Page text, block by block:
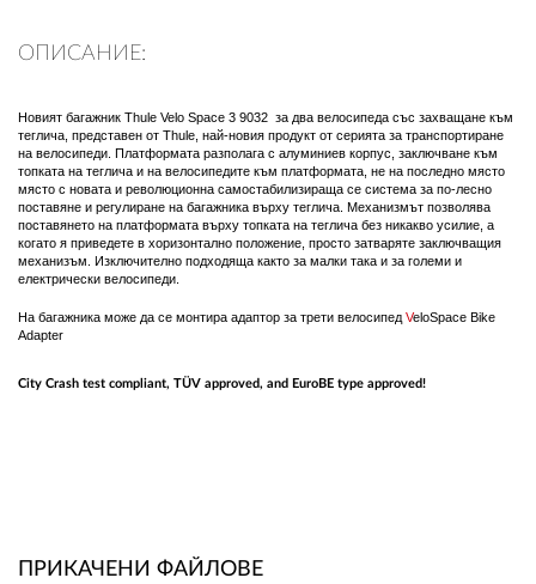
ОПИСАНИЕ:
Новият багажник Thule Velo Space 3 9032 за два велосипеда със захващане към
теглича, представен от Thule, най-новия продукт от серията за транспортиране
на велосипеди. Платформата разполага с алуминиев корпус, заключване към
топката на теглича и на велосипедите към платформата, не на последно място
място с новата и революционна самостабилизираща се система за по-лесно
поставяне и регулиране на багажника върху теглича. Механизмът позволява
поставянето на платформата върху топката на теглича без никакво усилие, а
когато я приведете в хоризонтално положение, просто затваряте заключващия
механизъм. Изключително подходяща както за малки така и за големи и
електрически велосипеди.
На багажника може да се монтира адаптор за трети велосипед VeloSpace Bike
Adapter
City Crash test compliant, TÜV approved, and EuroBE type approved!
ПРИКАЧЕНИ ФАЙЛОВЕ
ПЛАТФОРМА ЗА ОРС